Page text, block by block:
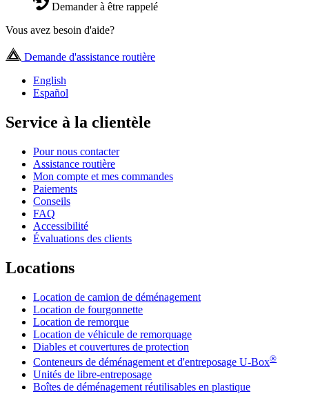
Demander à être rappelé
Vous avez besoin d'aide?
Demande d'assistance routière
English
Español
Service à la clientèle
Pour nous contacter
Assistance routière
Mon compte et mes commandes
Paiements
Conseils
FAQ
Accessibilité
Évaluations des clients
Locations
Location de camion de déménagement
Location de fourgonnette
Location de remorque
Location de véhicule de remorquage
Diables et couvertures de protection
Conteneurs de déménagement et d'entreposage U-Box®
Unités de libre-entreposage
Boîtes de déménagement réutilisables en plastique